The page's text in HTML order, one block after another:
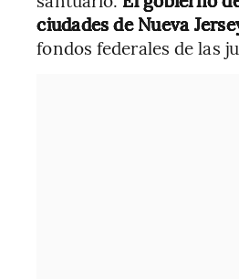
ciudades de Nueva
fondos federales de las